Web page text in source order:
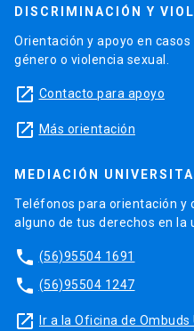
DISCRIMINACIÓN Y
Orientación y apoyo en
género o violencia sexual.
launch Contacto para apoyo
launch Más orientación
MEDIACIÓN
Teléfonos para orientación y
alguno de tus derechos en la
phone (56)95504 1691
phone (56)95504 1247
launch Ir a la Oficina de Ombuds